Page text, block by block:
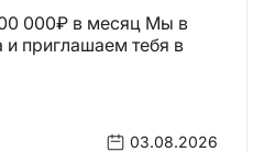
и приглашаем тебя в
03.08.2026